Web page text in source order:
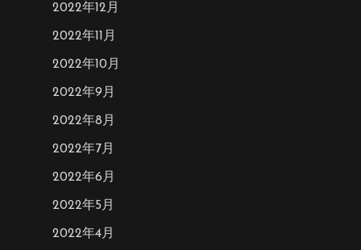
2022年12月
2022年11月
2022年10月
2022年9月
2022年8月
2022年7月
2022年6月
2022年5月
2022年4月